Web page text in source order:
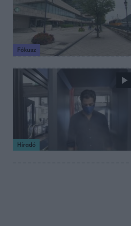
Fókusz
Híradó